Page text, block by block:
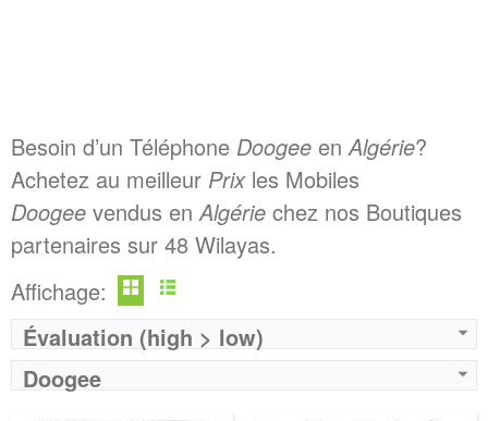
Besoin d’un Téléphone Doogee enAlgérie?
Achetez au meilleur Prixles Mobiles
Doogee vendus enAlgérie chez nos Boutiques
partenaires sur 48 Wilayas.
Affichage:
Évaluation (high > low)
Doogee